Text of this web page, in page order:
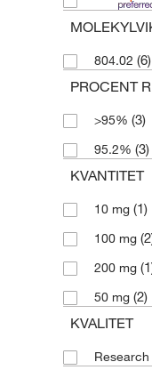
804.02 (6)
PROCENT
>95% (3)
95.2% (3)
KVANTITET
10 mg (1)
100 mg
200 mg
50 mg (2)
KVALITET
Research